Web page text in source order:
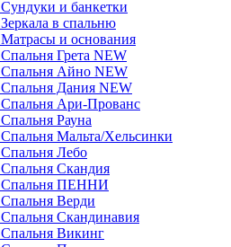
Сундуки и банкетки
Зеркала в спальню
Матрасы и основания
Спальня Грета NEW
Спальня Айно NEW
Спальня Дания NEW
Спальня Ари-Прованс
Спальня Рауна
Спальня Мальта/Хельсинки
Спальня Лебо
Спальня Скандия
Спальня ПЕННИ
Спальня Верди
Спальня Скандинавия
Спальня Викинг